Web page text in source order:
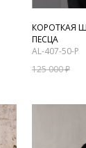
КОРОТКАЯ
ПЕСЦА
AL-407-50-P
125 000 ₽